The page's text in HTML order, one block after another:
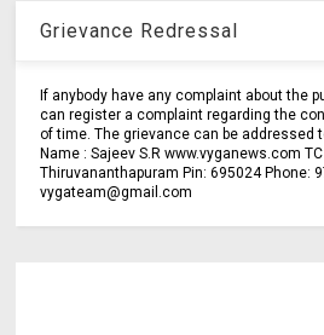
Grievance Redressal
If anybody have any complaint about the
can register a complaint regarding the
of time. The grievance can be addressed
Name : Sajeev S.R www.vyganews.com
Thiruvananthapuram Pin: 695024 Phone:
vygateam@gmail.com